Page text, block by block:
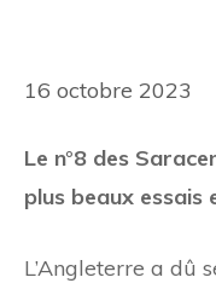
16 octobre 2023
Le n°8 des
plus beaux essais
L’Angleterre a dû